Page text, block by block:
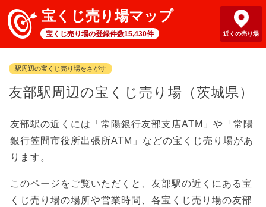
宝くじ売り場マップ
宝くじ売り場の登録件数15,430件 近くの売り場
駅周辺の宝くじ売り場をさがす
友部駅周辺の宝くじ売り場（茨城県）
友部駅の近くには「常陽銀行友部支店ATM」や「常陽
銀行笠間市役所出張所ATM」などの宝くじ売り場があ
ります。
このページをご覧いただくと、友部駅の近くにある宝
くじ売り場の場所や営業時間、各宝くじ売り場の友部